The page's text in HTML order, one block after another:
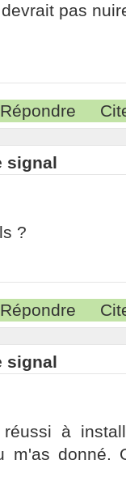
pas
Répondre
signal
?
Répondre
signal
à
m'as donné.